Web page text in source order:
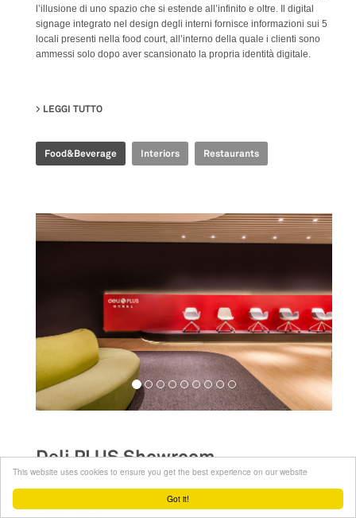
Got it!
This website uses cookies to ensure you get the best experience on our website
l’illusione di uno spazio che si estende all’infinito e oltre. Il digital
signage integrato nel design degli interni fornisce informazioni sui 5
locali presenti nella food court, all’interno della quale i clienti sono
ammessi solo dopo aver scansionato la propria identità digitale.
LEGGI TUTTO
Food&Beverage Interiors Restaurants
Deli PLUS Showroom
__
2020